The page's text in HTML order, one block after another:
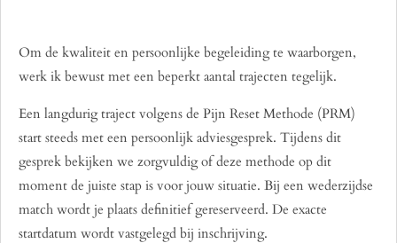
Om de kwaliteit en persoonlijke begeleiding te waarborgen,
werk ik bewust met een beperkt aantal trajecten tegelijk.
Een langdurig traject volgens de Pijn Reset Methode (PRM)
start steeds met een persoonlijk adviesgesprek. Tijdens dit
gesprek bekijken we zorgvuldig of deze methode op dit
moment de juiste stap is voor jouw situatie. Bij een wederzijdse
match wordt je plaats definitief gereserveerd. De exacte
startdatum wordt vastgelegd bij inschrijving.